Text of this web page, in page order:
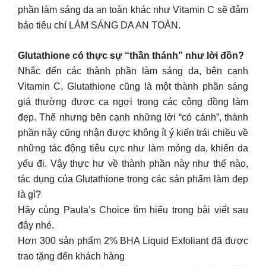
phần làm sáng da an toàn khác như Vitamin C sẽ đảm
bảo tiêu chí LÀM SÁNG DA AN TOÀN.
Glutathione có thực sự “thần thánh” như lời đồn?
Nhắc đến các thành phần làm sáng da, bên cạnh
Vitamin C, Glutathione cũng là một thành phần sáng
giá thường được ca ngợi trong các cộng đồng làm
đẹp. Thế nhưng bên cạnh những lời “có cánh”, thành
phần này cũng nhận được không ít ý kiến trái chiều về
những tác động tiêu cực như làm mỏng da, khiến da
yếu đi. Vậy thực hư về thành phần này như thế nào,
tác dụng của Glutathione trong các sản phẩm làm đẹp
là gì?
Hãy cùng Paula’s Choice tìm hiểu trong bài viết sau
đây nhé.
Hơn 300 sản phẩm 2% BHA Liquid Exfoliant đã được
trao tặng đến khách hàng